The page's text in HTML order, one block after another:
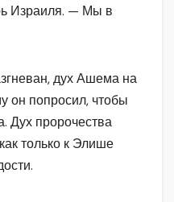
Израиля. — Мы в
дух Ашема на
он попросил, чтобы
Дух пророчества
только к Элише